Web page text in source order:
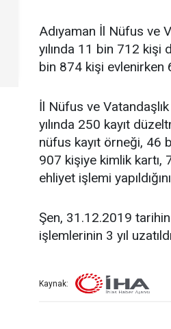
Adıyaman İl Nüfus ve
yılında 11 bin 712 kişi
bin 874 kişi evlenirken
İl Nüfus ve
yılında 250 kayıt
nüfus kayıt örneği, 46
907 kişiye kimlik
ehliyet işlemi
Şen, 31.12.2019
işlemlerinin 3 yıl
Kaynak: